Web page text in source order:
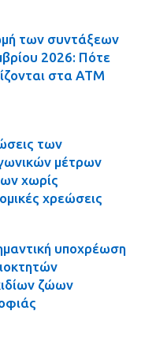
των συντάξεων
2026: Πότε
στα ΑΤΜ
των
μέτρων
χωρίς
χρεώσεις
υποχρέωση
ζώων